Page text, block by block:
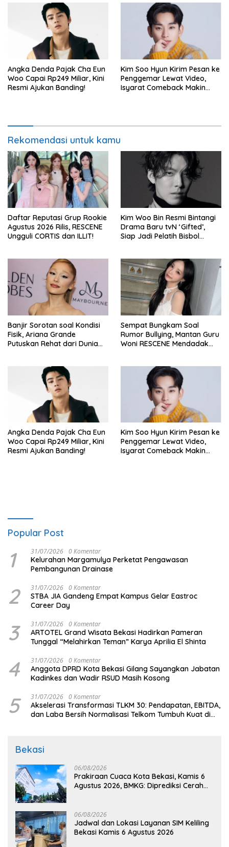
Angka Denda Pajak Cha Eun
Woo Capai Rp249 Miliar, Kini
Resmi Ajukan Banding!
Kim Soo Hyun Kirim Pesan ke
Penggemar Lewat Video,
Isyarat Comeback Makin
Rekomendasi untuk kamu
Daftar Reputasi Grup Rookie
Agustus 2026 Rilis, RESCENE
Ungguli CORTIS dan ILLIT!
Kim Woo Bin Resmi Bintangi
Drama Baru tvN ‘Gifted’,
Siap Jadi Pelatih Bisbol
Banjir Sorotan soal Kondisi
Fisik, Ariana Grande
Putuskan Rehat dari Dunia
Sempat Bungkam Soal
Rumor Bullying, Mantan Guru
Woni RESCENE Mendadak
Angka Denda Pajak Cha Eun
Woo Capai Rp249 Miliar, Kini
Resmi Ajukan Banding!
Kim Soo Hyun Kirim Pesan ke
Penggemar Lewat Video,
Isyarat Comeback Makin
Popular Post
1 31/07/2026 0 Komentar
Kelurahan Margamulya Perketat Pengawasan
Pembangunan Drainase
2 31/07/2026 0 Komentar
STBA JIA Gandeng Empat Kampus Gelar Eastroc
Career Day
3 31/07/2026 0 Komentar
ARTOTEL Grand Wisata Bekasi Hadirkan Pameran
Tunggal “Melahirkan Teman” Karya Aprilia El Shinta
4 31/07/2026 0 Komentar
Anggota DPRD Kota Bekasi Gilang Sayangkan Jabatan
Kadinkes dan Wadir RSUD Masih Kosong
5 31/07/2026 0 Komentar
Akselerasi Transformasi TLKM 30: Pendapatan, EBITDA,
dan Laba Bersih Normalisasi Telkom Tumbuh Kuat di
Bekasi
06/08/2026
Prakiraan Cuaca Kota Bekasi, Kamis 6
Agustus 2026, BMKG: Diprediksi Cerah
06/08/2026
Jadwal dan Lokasi Layanan SIM Keliling
Bekasi Kamis 6 Agustus 2026